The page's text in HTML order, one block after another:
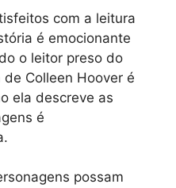
com a leitura
é emocionante
o leitor preso do
Colleen Hoover é
ela descreve as
é
possam